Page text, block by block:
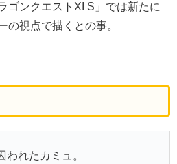
ゴンクエストXI S」では新たに
の視点で描くとの事。
われたカミュ。